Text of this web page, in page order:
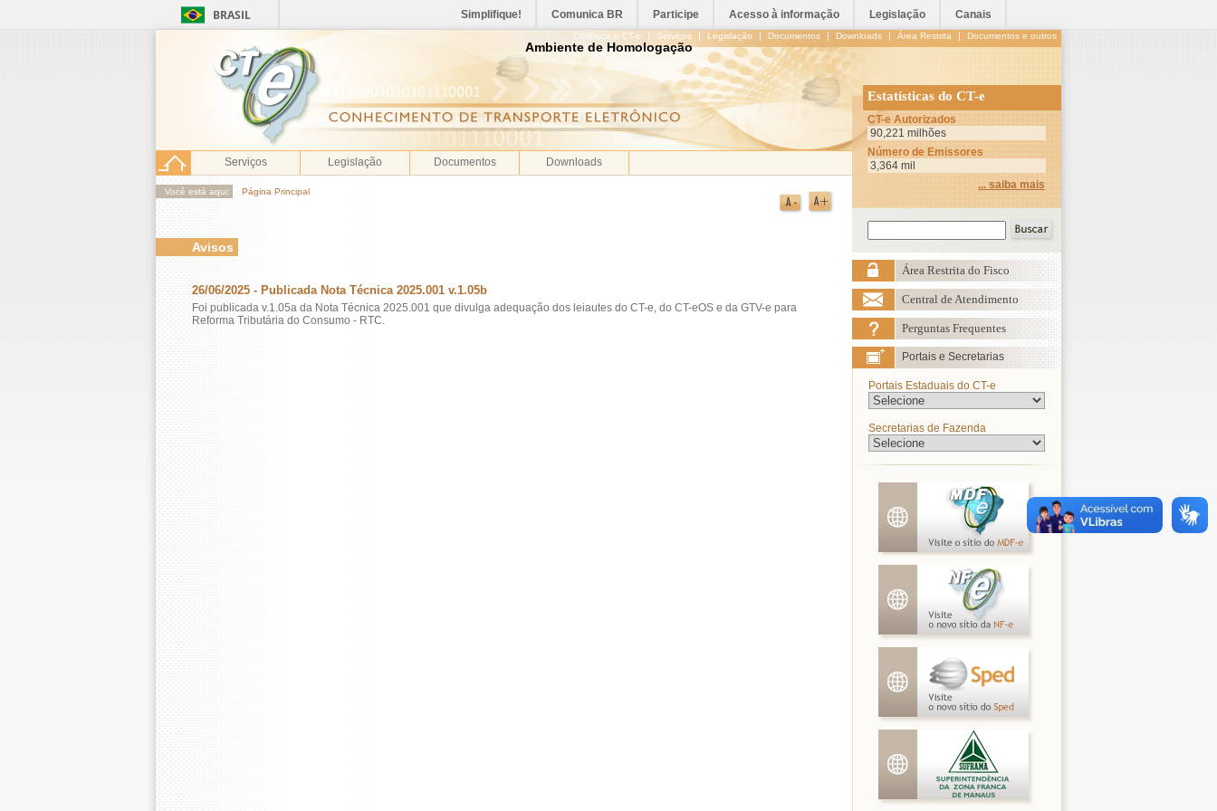
BRASIL Simplifique! Comunica BR Participe Acesso à informação Legislação Canais
Conheça o CT-e | Serviços | Legislação | Documentos | Downloads | Área Restrita | Documentos e outros
Serviços Legislação Documentos Downloads
Estatísticas do CT-e
CT-e Autorizados
90,221 milhões
Número de Emissores
3,364 mil
... saiba mais
Área Restrita do Fisco
Central de Atendimento
Perguntas Frequentes
Portais e Secretarias
Portais Estaduais do CT-e
Secretarias de Fazenda
Você está aqui: Página Principal
Avisos
26/06/2025 - Publicada Nota Técnica 2025.001 v.1.05b
Foi publicada v.1.05a da Nota Técnica 2025.001 que divulga adequação dos leiautes do CT-e, do CT-eOS e da GTV-e para
Reforma Tributária do Consumo - RTC.
Ambiente de Homologação